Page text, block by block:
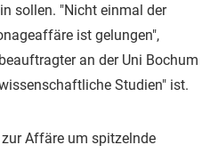
sollen. "Nicht einmal der
ist gelungen",
an der Uni Bochum
Studien" ist.
Affäre um spitzelnde